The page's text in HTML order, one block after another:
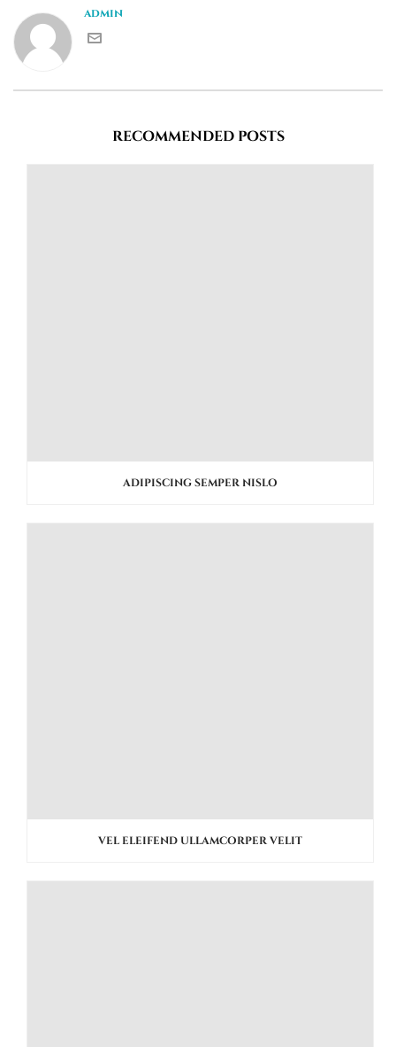
admin
RECOMMENDED POSTS
ADIPISCING SEMPER NISLO
VEL ELEIFEND ULLAMCORPER VELIT